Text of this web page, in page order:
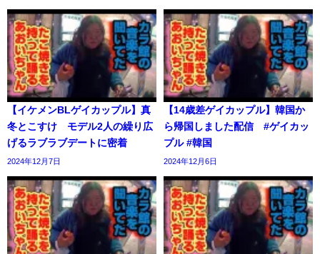
【イケメンBLゲイカップル】真
冬とこすけ モデル2人の繰り広
げるラブラブデートに密着
2024年12月7日
【14歳差ゲイカップル】韓国か
ら帰国しました配信 #ゲイカッ
プル #韓国
2024年12月6日